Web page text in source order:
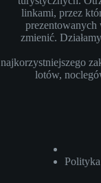
linkami, przez
zmienić.
najkorzystniejszego
lotów,